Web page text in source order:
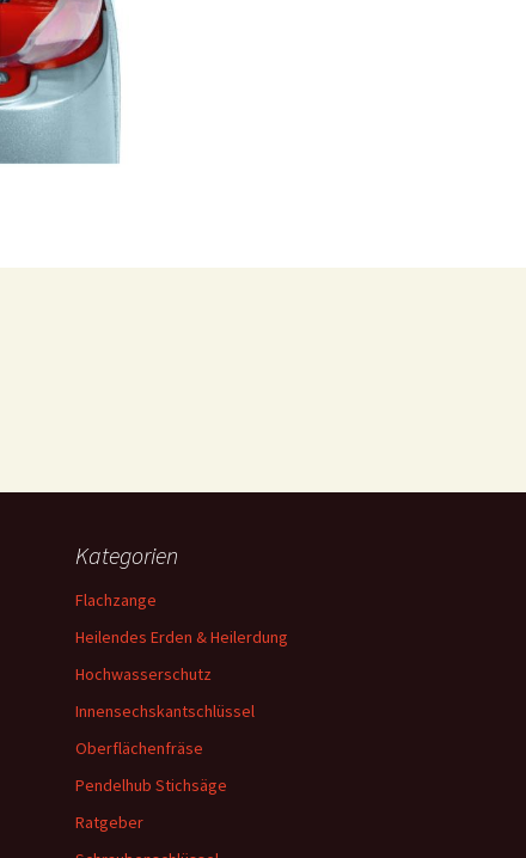
Kategorien
Flachzange
Heilendes Erden & Heilerdung
Hochwasserschutz
Innensechskantschlüssel
Oberflächenfräse
Pendelhub Stichsäge
Ratgeber